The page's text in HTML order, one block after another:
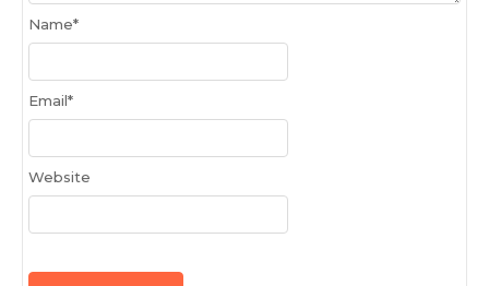
Name*
Email*
Website